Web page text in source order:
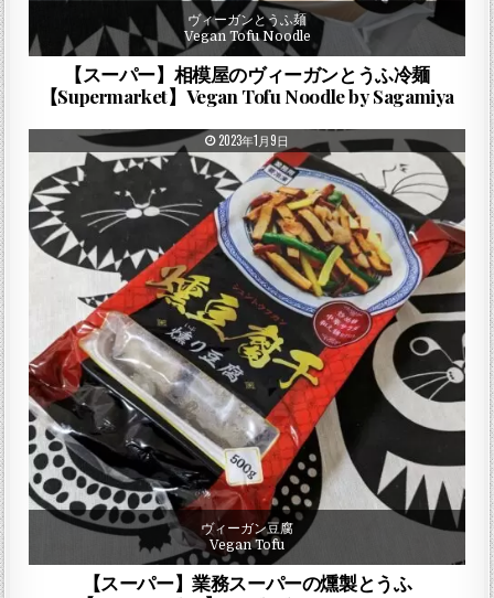
ヴィーガンとうふ麺
Vegan Tofu Noodle
【スーパー】相模屋のヴィーガンとうふ冷麺
【Supermarket】Vegan Tofu Noodle by Sagamiya
PUBLISHED DATE:
2023年1月9日
ヴィーガン豆腐
Vegan Tofu
【スーパー】業務スーパーの燻製とうふ